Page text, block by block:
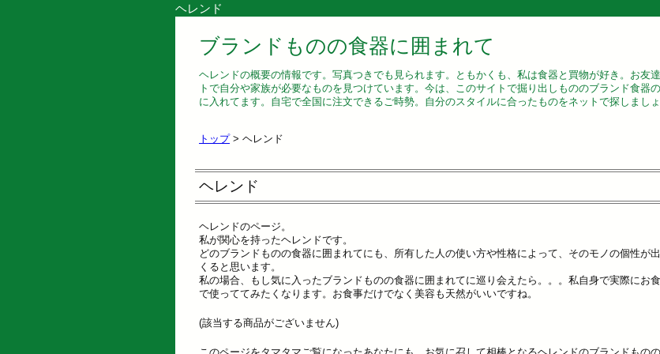
ヘレンド
ブランドものの食器に囲まれて
ヘレンドの概要の情報です。写真つきでも見られます。ともかくも、私は食器と買物が好き。お友
トで自分や家族が必要なものを見つけています。今は、このサイトで掘り出しもののブランド食器
に入れてます。自宅で全国に注文できるご時勢。自分のスタイルに合ったものをネットで探しましょ
トップ> ヘレンド
ヘレンド
ヘレンドのページ。
私が関心を持ったヘレンドです。
どのブランドものの食器に囲まれてにも、所有した人の使い方や性格によって、そのモノの個性が
くると思います。
私の場合、もし気に入ったブランドものの食器に囲まれてに巡り会えたら。。。私自身で実際にお
で使っててみたくなります。お食事だけでなく美容も天然がいいですね。
(該当する商品がございません)